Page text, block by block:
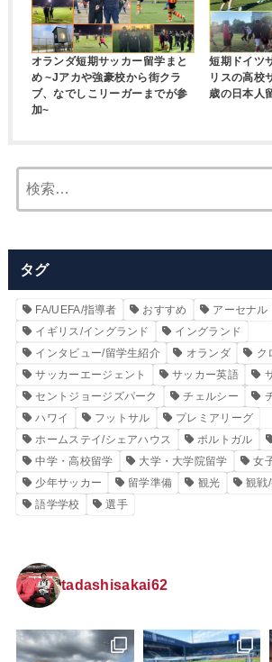
オランダ短期サッカー留学まと
め ~Jアカや強豪校から街クラ
ブ、なでしこリーガーまでが参
加~
短期ドイツ
リスの高校
歳の日本人
索:
タグ
FA/UEFA/指導者 おすすめ
アーセナル
イギリス/イングランド
イングランド
インタビュー/留学生紹介
オランダ
ク
サッカーエージェント
サッカー英語
セントジョージズパーク
チェルシー
ハワイ
フットサル
プレミアリーグ
ホームステイ/シェアハウス
ポルトガル
中学・高校留学
大学・大学院留学
女
少年サッカー
留学準備 観光
観戦
語学学校
選手
tadashisakai62